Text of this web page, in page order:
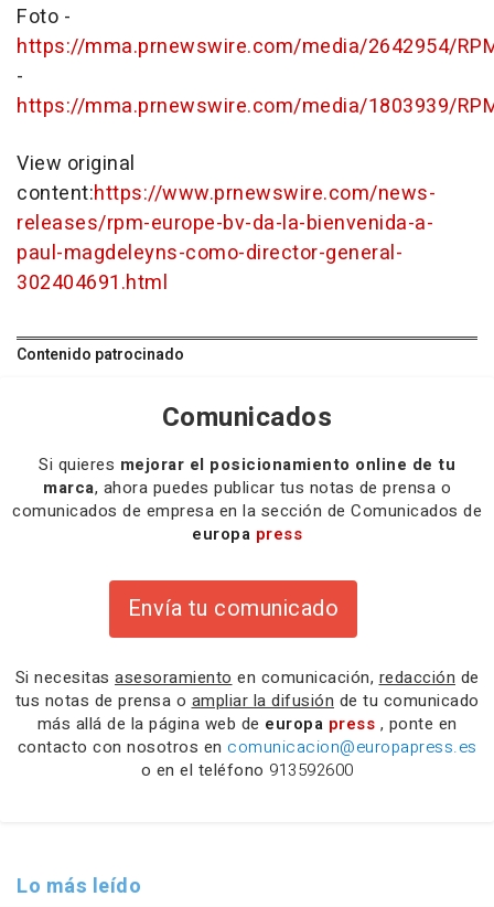
Foto -
https://mma.prnewswire.com/media/2642954/
-
https://mma.prnewswire.com/media/1803939/
View original
content:https://www.prnewswire.com/news-
releases/rpm-europe-bv-da-la-bienvenida-a-
paul-magdeleyns-como-director-general-
302404691.html
Contenido patrocinado
Comunicados
Si quieres mejorar el posicionamiento online de tu
marca, ahora puedes publicar tus notas de prensa o
comunicados de empresa en la sección de Comunicados de
europa press
Envía tu comunicado
Si necesitas asesoramiento en comunicación, redacción de
tus notas de prensa o ampliar la difusión de tu comunicado
más allá de la página web de europa press , ponte en
contacto con nosotros en comunicacion@europapress.es
o en el teléfono 913592600
Lo más leído